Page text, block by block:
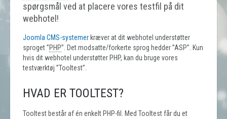
spørgsmål ved at placere vores testfil på dit
webhotel!
Joomla CMS-systemer kræver at dit webhotel understøtter
sproget ”PHP”. Det modsatte/forkerte sprog hedder ”ASP”. Kun
hvis dit webhotel understøtter PHP, kan du bruge vores
testværktøj ”Tooltest”.
HVAD ER TOOLTEST?
Tooltest består af én enkelt PHP-fil. Med Tooltest får du et